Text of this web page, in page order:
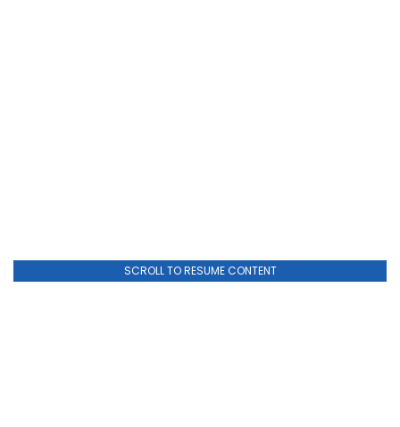
SCROLL TO RESUME CONTENT